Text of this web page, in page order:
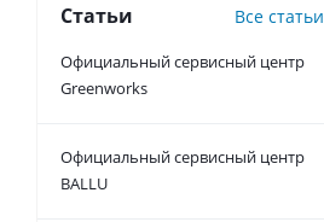
Статьи Все статьи
Официальный сервисный центр
Greenworks
Официальный сервисный центр
BALLU